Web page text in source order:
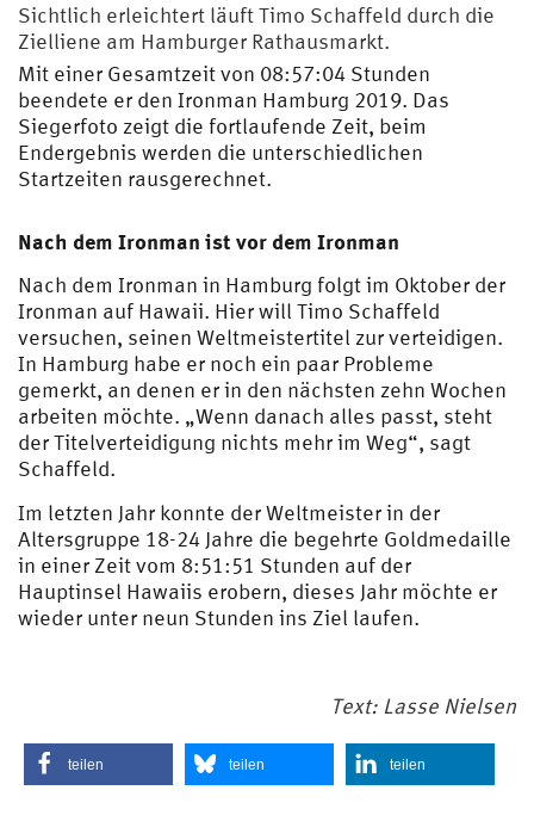
Sichtlich erleichtert läuft Timo Schaffeld durch die
Zielliene am Hamburger Rathausmarkt.
Mit einer Gesamtzeit von 08:57:04 Stunden
beendete er den Ironman Hamburg 2019. Das
Siegerfoto zeigt die fortlaufende Zeit, beim
Endergebnis werden die unterschiedlichen
Startzeiten rausgerechnet.
Nach dem Ironman ist vor dem Ironman
Nach dem Ironman in Hamburg folgt im Oktober der
Ironman auf Hawaii. Hier will Timo Schaffeld
versuchen, seinen Weltmeistertitel zur verteidigen.
In Hamburg habe er noch ein paar Probleme
gemerkt, an denen er in den nächsten zehn Wochen
arbeiten möchte. „Wenn danach alles passt, steht
der Titelverteidigung nichts mehr im Weg“, sagt
Schaffeld.
Im letzten Jahr konnte der Weltmeister in der
Altersgruppe 18-24 Jahre die begehrte Goldmedaille
in einer Zeit vom 8:51:51 Stunden auf der
Hauptinsel Hawaiis erobern, dieses Jahr möchte er
wieder unter neun Stunden ins Ziel laufen.
Text: Lasse Nielsen
teilen teilen teilen